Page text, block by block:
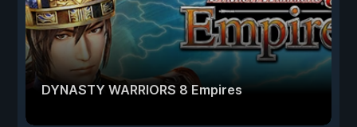
DYNASTY WARRIORS 8 Empires